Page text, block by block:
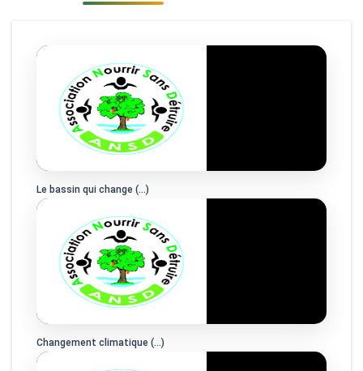
Le bassin qui change (…)
Changement climatique (…)